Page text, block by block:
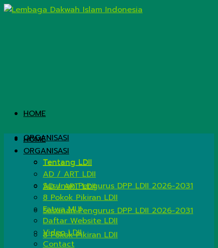
HOME
ORGANISASI
Tentang LDII
AD / ART LDII
Susunan Pengurus DPP LDII 2026-2031
8 Pokok Pikiran LDII
HOME
ORGANISASI
Tentang LDII
AD / ART LDII
Susunan Pengurus DPP LDII 2026-2031
8 Pokok Pikiran LDII
Fatwa MUI
Daftar Website LDII
Video LDII
Contact